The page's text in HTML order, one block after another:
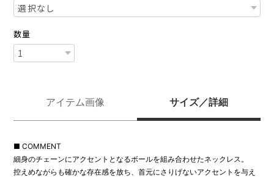
数量
アイテム画像 サイズ／詳細
■ COMMENT
細身のチェーンにアクセントとなるボールを組み合わせたネックレス。
控えめながらも確かな存在感を放ち、首元にさりげないアクセントを与え